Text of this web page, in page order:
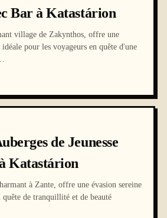
Bar à Katastárion
village de Zakynthos, offre une
idéale pour les voyageurs en quête d'une
de Jeunesse
Katastárion
à Zante, offre une évasion sereine
quête de tranquillité et de beauté